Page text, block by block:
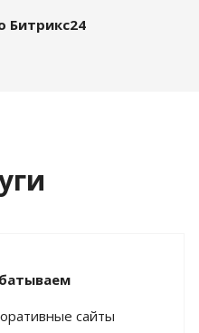
Битрикс24
сайты